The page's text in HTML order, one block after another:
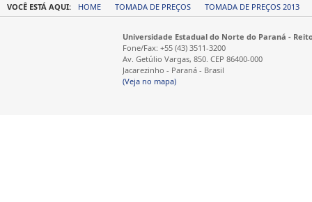
VOCÊ ESTÁ AQUI: HOME TOMADA DE PREÇOS TOMADA DE PREÇOS 2013
Universidade Estadual do Norte do Paraná -
Fone/Fax: +55 (43) 3511-3200
Av. Getúlio Vargas, 850. CEP 86400-000
Jacarezinho - Paraná - Brasil
(Veja no mapa)